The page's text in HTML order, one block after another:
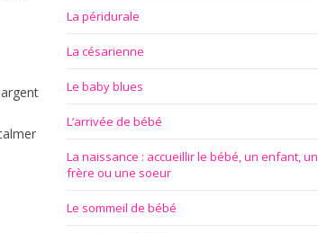
La péridurale
La césarienne
Le baby blues
L’arrivée de bébé
La naissance : accueillir le bébé, un enfant, un
frère ou une soeur
Le sommeil de bébé